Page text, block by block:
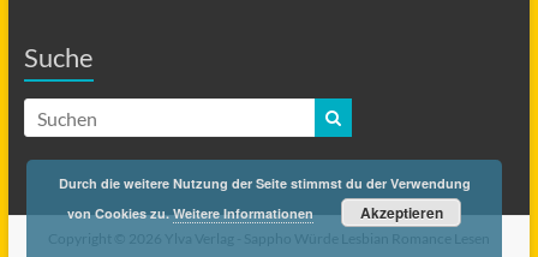
Suche
Durch die weitere Nutzung der Seite stimmst du der Verwendung
von Cookies zu.Weitere Informationen Akzeptieren